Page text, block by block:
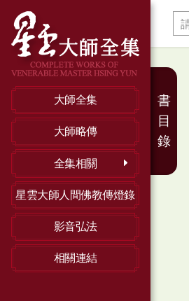
大師全集
大師略傳
全集相關
星雲大師人間佛教傳燈錄
影音弘法
相關連結
書
目
錄